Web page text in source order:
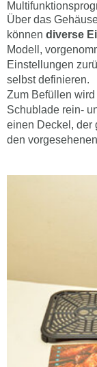
Über das
können diverse
Modell,
Einstellungen
selbst definieren.
Zum Befüllen
Schublade rein-
einen Deckel, der
den